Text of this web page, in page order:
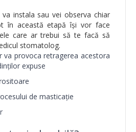
instala sau vei observa chiar
în această etapă își vor face
care ar trebui să te facă să
stomatolog.
va provoca retragerea acestora
expuse
de masticație